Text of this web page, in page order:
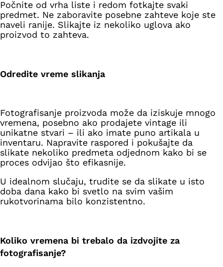
Počnite od vrha liste i redom fotkajte svaki
predmet. Ne zaboravite posebne zahteve koje ste
naveli ranije. Slikajte iz nekoliko uglova ako
proizvod to zahteva.
Odredite vreme slikanja
Fotografisanje proizvoda može da iziskuje mnogo
vremena, posebno ako prodajete vintage ili
unikatne stvari – ili ako imate puno artikala u
inventaru. Napravite raspored i pokušajte da
slikate nekoliko predmeta odjednom kako bi se
proces odvijao što efikasnije.
U idealnom slučaju, trudite se da slikate u isto
doba dana kako bi svetlo na svim vašim
rukotvorinama bilo konzistentno.
Koliko vremena bi trebalo da izdvojite za
fotografisanje?